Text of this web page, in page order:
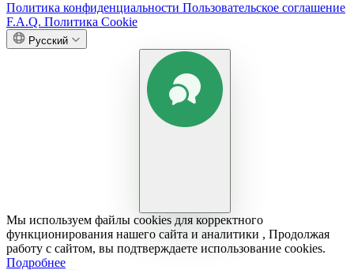
Политика конфиденциальности Пользовательское соглашение
F.A.Q. Политика Cookie
Русский
Мы используем файлы cookies для корректного
функционирования нашего сайта и аналитики , Продолжая
работу с сайтом, вы подтверждаете использование cookies.
Подробнее